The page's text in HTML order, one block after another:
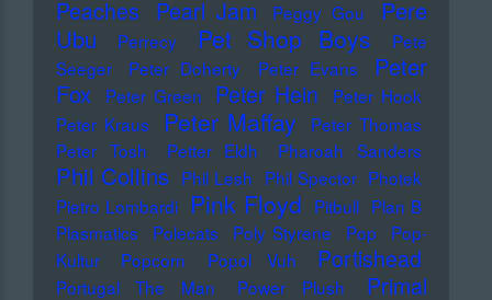
Peaches Pearl Jam Peggy Gou
Pere
Ubu
Perrecy Pet Shop Boys
Pete
Seeger
Peter Doherty Peter Evans
Peter
Fox
Peter Green Peter Hein
Peter Hook
Peter Kraus
Peter Maffay
Peter Thomas
Peter Tosh
Petter Eldh Pharoah Sanders
Phil Collins Phil Lesh Phil Spector Photek
Pietro Lombardi
Pink Floyd Pitbull Plan B
Plasmatics
Polecats Poly Styrene Pop
Pop-
Kultur
Popcorn Popol Vuh Portishead
Portugal The Man Power Plush
Primal